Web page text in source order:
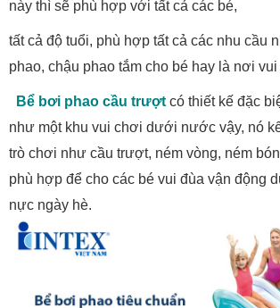
này thì sẽ phù hợp với tất cả các bé,
tất cả độ tuổi, phù hợp tất cả các nhu cầu
phao, chậu phao tắm cho bé hay là nơi
Bể bơi phao cầu trượt có thiết kế đặc
như một khu vui chơi dưới nước vậy, nó
trò chơi như cầu trượt, ném vòng, ném
phù hợp để cho các bé vui đùa vận động
nực ngày hè.